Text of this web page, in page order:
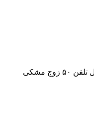
مرکز خرید آراد کابل، کابل تلفن 50 زوج مشکی رویان سمنان را به قیمت عمده ارائه می کند. کابل مخابراتی 50 زوج با سایز های متنوع در این مرکز قابل ارائه به مشتریان است. کابل تلفن ۵۰ زوج مشکی